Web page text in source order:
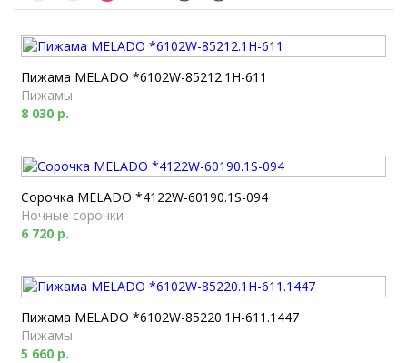
Пижама MELADO *6102W-85212.1H-611
Пижамы
8 030 р.
Сорочка MELADO *4122W-60190.1S-094
Ночные сорочки
6 720 р.
Пижама MELADO *6102W-85220.1H-611.1447
Пижамы
5 660 р.